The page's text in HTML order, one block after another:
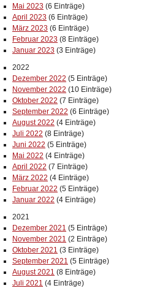
Mai 2023 (6 Einträge)
April 2023 (6 Einträge)
März 2023 (6 Einträge)
Februar 2023 (8 Einträge)
Januar 2023 (3 Einträge)
2022
Dezember 2022 (5 Einträge)
November 2022 (10 Einträge)
Oktober 2022 (7 Einträge)
September 2022 (6 Einträge)
August 2022 (4 Einträge)
Juli 2022 (8 Einträge)
Juni 2022 (5 Einträge)
Mai 2022 (4 Einträge)
April 2022 (7 Einträge)
März 2022 (4 Einträge)
Februar 2022 (5 Einträge)
Januar 2022 (4 Einträge)
2021
Dezember 2021 (5 Einträge)
November 2021 (2 Einträge)
Oktober 2021 (3 Einträge)
September 2021 (5 Einträge)
August 2021 (8 Einträge)
Juli 2021 (4 Einträge)